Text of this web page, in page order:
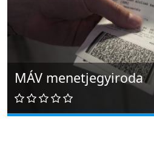
MÁV menetjegyiroda